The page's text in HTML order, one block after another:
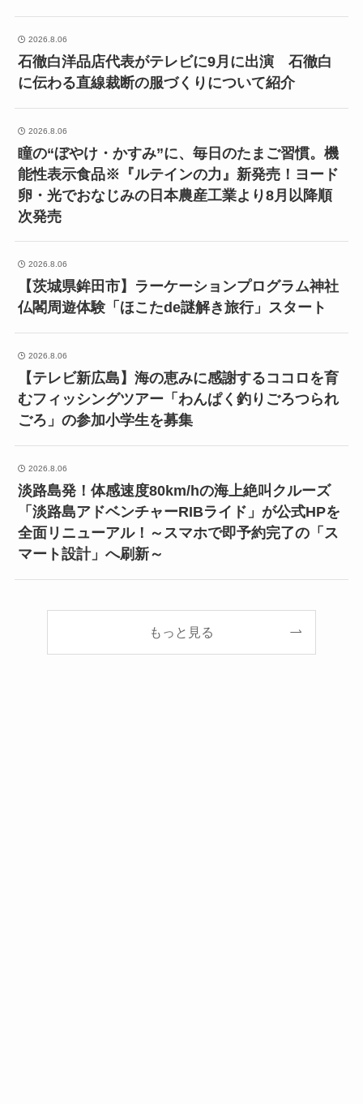
2026.8.06
石徹白洋品店代表がテレビに9月に出演 石徹白
に伝わる直線裁断の服づくりについて紹介
2026.8.06
瞳の“ぼやけ・かすみ”に、毎日のたまご習慣。機
能性表示食品※『ルテインの力』新発売！ヨード
卵・光でおなじみの日本農産工業より8月以降順
次発売
2026.8.06
【茨城県鉾田市】ラーケーションプログラム神社
仏閣周遊体験「ほこたde謎解き旅行」スタート
2026.8.06
【テレビ新広島】海の恵みに感謝するココロを育
むフィッシングツアー「わんぱく釣りごろつられ
ごろ」の参加小学生を募集
2026.8.06
淡路島発！体感速度80km/hの海上絶叫クルーズ
「淡路島アドベンチャーRIBライド」が公式HPを
全面リニューアル！～スマホで即予約完了の「ス
マート設計」へ刷新～
もっと見る